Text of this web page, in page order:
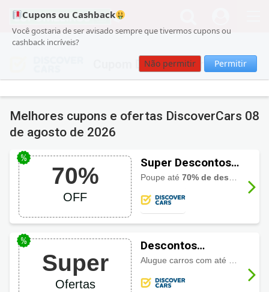
Cupons ou Cashback
Você gostaria de ser avisado sempre que tivermos cupons ou
cashback incríveis?
Não permitir Permitir
Cupom DiscoverCars
Melhores cupons e ofertas DiscoverCars 08
de agosto de 2026
70%
OFF
Super Descontos
DiscoverCars até
70% OFF
Poupe até70% de desconto
Super
Ofertas
Descontos
DiscoverCars até
70% OFF